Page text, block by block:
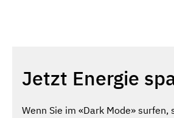
Jetzt Energie
Wenn Sie im «Dark Mode» surfen,